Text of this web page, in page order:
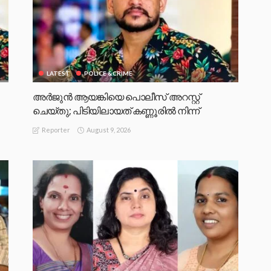
LATEST POLICE &CRIME
അർജുൻ ആയങ്കിയെ പൊലീസ് അറസ്റ്റ്
ചെയ്‌തു; പിടിയിലായത് കണ്ണൂരിൽ നിന്ന്
Reporter August 9, 2026